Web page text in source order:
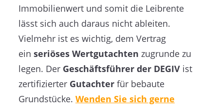
Immobilienwert und somit die Leibrente
lässt sich auch daraus nicht ableiten.
Vielmehr ist es wichtig, dem Vertrag
ein seriöses Wertgutachten zugrunde zu
legen. Der Geschäftsführer der DEGIV ist
zertifizierter Gutachter für bebaute
Grundstücke. Wenden Sie sich gerne